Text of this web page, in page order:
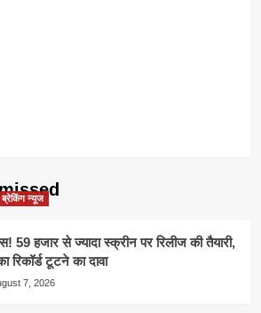
ब्रेकिंग न्यूज
59 हजार से ज्यादा स्क्रीन पर रिलीज की तैयारी,
टूटने का दावा
7, 2026